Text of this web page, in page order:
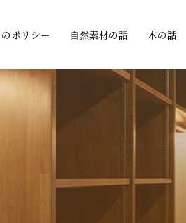
ポリシー 自然素材の話 木の話